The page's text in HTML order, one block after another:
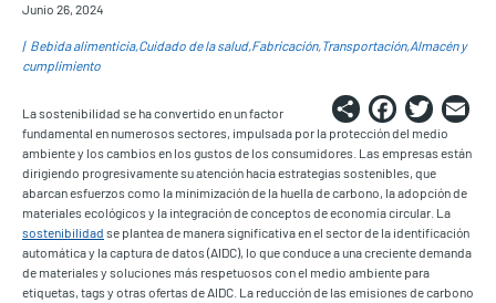
Junio 26, 2024
Bebida alimenticia Cuidado de la salud Fabricación Transportación Almacén y
cumplimiento
Share
La sostenibilidad se ha convertido en un factor
fundamental en numerosos sectores, impulsada por la protección del medio
ambiente y los cambios en los gustos de los consumidores. Las empresas están
dirigiendo progresivamente su atención hacia estrategias sostenibles, que
abarcan esfuerzos como la minimización de la huella de carbono, la adopción de
materiales ecológicos y la integración de conceptos de economía circular. La
sostenibilidad se plantea de manera significativa en el sector de la identificación
automática y la captura de datos (AIDC), lo que conduce a una creciente demanda
de materiales y soluciones más respetuosos con el medio ambiente para
etiquetas, tags y otras ofertas de AIDC. La reducción de las emisiones de carbono